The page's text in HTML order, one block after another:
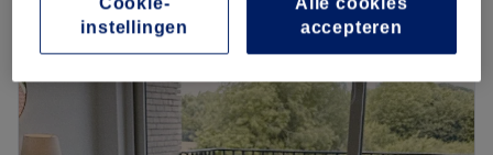
Zwijnaardsesteenweg, Gent
accepteren
instellingen